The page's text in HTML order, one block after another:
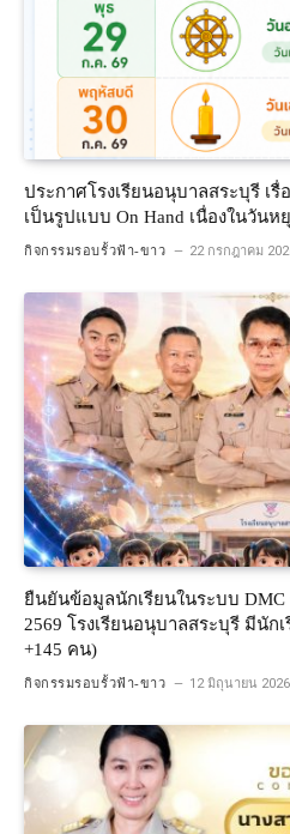
ประกาศโรงเรียนอนุบาลสระบุรี เรื่
เป็นรูปแบบ On Hand เนื่องในวัน
กิจกรรมรอบรั้วฟ้า-ขาว 22 กรกฎาคม
ยืนยันข้อมูลนักเรียนในระบบ
2569 โรงเรียนอนุบาลสระบุรี มีนัก
+145 คน)
กิจกรรมรอบรั้วฟ้า-ขาว 12 มิถุนายน 2026